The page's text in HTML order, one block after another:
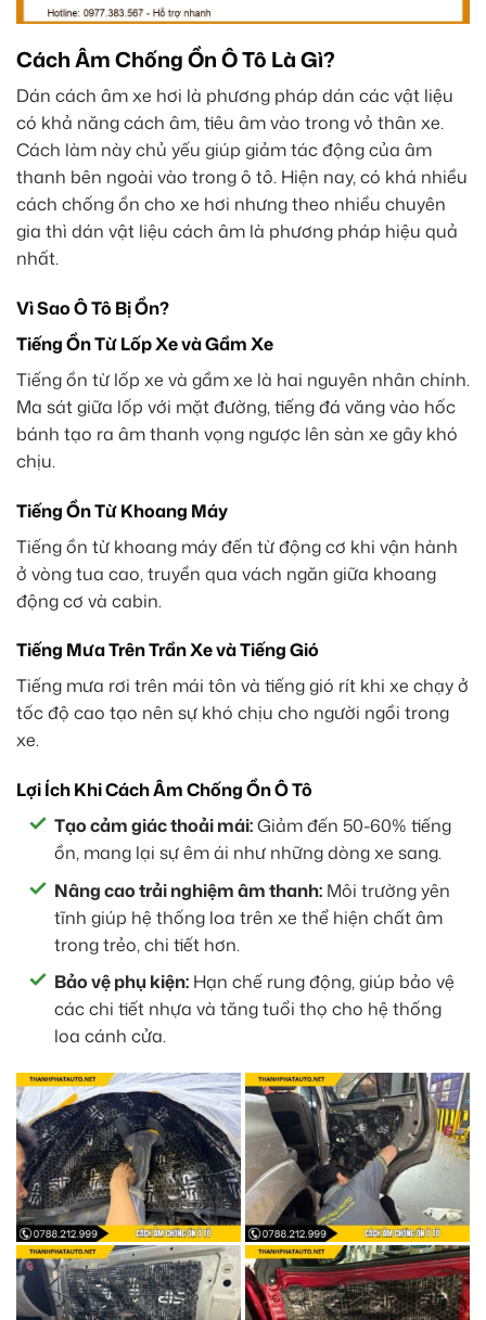
Cách Âm Chống Ồn Ô Tô Là Gì?
Dán cách âm xe hơi là phương pháp dán các vật liệu
có khả năng cách âm, tiêu âm vào trong vỏ thân xe.
Cách làm này chủ yếu giúp giảm tác động của âm
thanh bên ngoài vào trong ô tô. Hiện nay, có khá nhiều
cách chống ồn cho xe hơi nhưng theo nhiều chuyên
gia thì dán vật liệu cách âm là phương pháp hiệu quả
nhất.
Vì Sao Ô Tô Bị Ồn?
Tiếng Ồn Từ Lốp Xe và Gầm Xe
Tiếng ồn từ lốp xe và gầm xe là hai nguyên nhân chính.
Ma sát giữa lốp với mặt đường, tiếng đá văng vào hốc
bánh tạo ra âm thanh vọng ngược lên sàn xe gây khó
chịu.
Tiếng Ồn Từ Khoang Máy
Tiếng ồn từ khoang máy đến từ động cơ khi vận hành
ở vòng tua cao, truyền qua vách ngăn giữa khoang
động cơ và cabin.
Tiếng Mưa Trên Trần Xe và Tiếng Gió
Tiếng mưa rơi trên mái tôn và tiếng gió rít khi xe chạy ở
tốc độ cao tạo nên sự khó chịu cho người ngồi trong
xe.
Lợi Ích Khi Cách Âm Chống Ồn Ô Tô
Tạo cảm giác thoải mái:Giảm đến 50-60% tiếng
ồn, mang lại sự êm ái như những dòng xe sang.
Nâng cao trải nghiệm âm thanh: Môi trường yên
tĩnh giúp hệ thống loa trên xe thể hiện chất âm
trong trẻo, chi tiết hơn.
Bảo vệ phụ kiện: Hạn chế rung động, giúp bảo vệ
các chi tiết nhựa và tăng tuổi thọ cho hệ thống
loa cánh cửa.